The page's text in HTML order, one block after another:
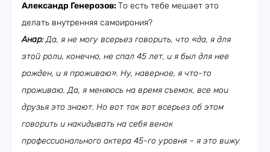
Александр Генерозов:То есть тебе мешает это
делать внутренняя самоирония?
Анар:Да, я не могу всерьез говорить, что «да, я для
этой роли, конечно, не спал 45 лет, и я был для нее
рожден, и я проживаю». Ну, наверное, я что-то
проживаю. Да, я меняюсь на время съемок, все мои
друзья это знают. Но вот так вот всерьез об этом
говорить и накидывать на себя венок
профессионального актера 45-го уровня – я это вижу